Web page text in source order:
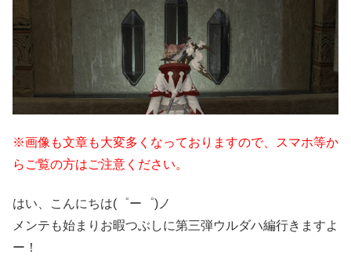
※画像も文章も大変多くなっておりますので、スマホ等か
らご覧の方はご注意ください。
はい、こんにちは(゜ー゜)ノ
メンテも始まりお暇つぶしに第三弾ウルダハ編行きますよ
ー！